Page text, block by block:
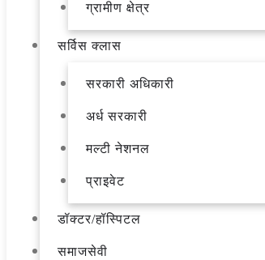
ग्रामीण क्षेत्र
सर्विस क्लास
सरकारी अधिकारी
अर्ध सरकारी
मल्टी नेशनल
प्राइवेट
डॉक्टर/हॉस्पिटल
समाजसेवी